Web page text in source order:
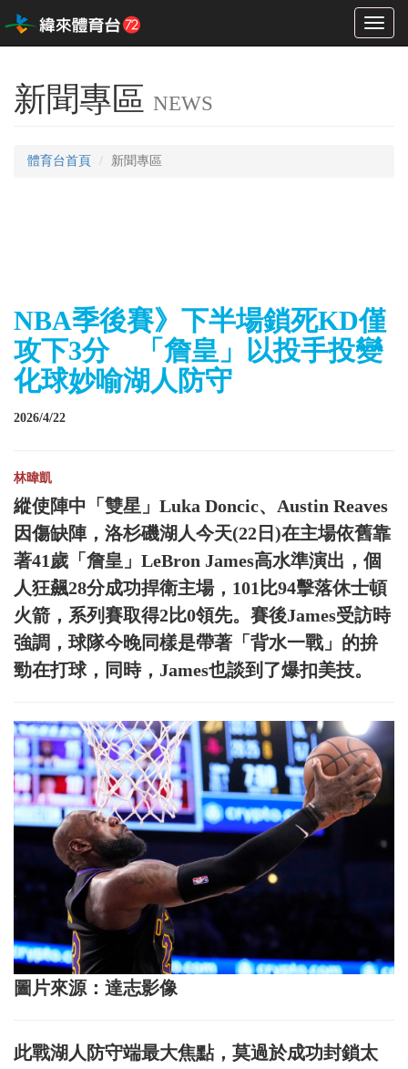
Toggle
新聞專區 NEWS
體育台首頁 新聞專區
NBA季後賽》下半場鎖死KD僅
攻下3分 「詹皇」以投手投變
化球妙喻湖人防守
2026/4/22
林暐凱
縱使陣中「雙星」Luka Doncic、Austin Reaves
因傷缺陣，洛杉磯湖人今天(22日)在主場依舊靠
著41歲「詹皇」LeBron James高水準演出，個
人狂飆28分成功捍衛主場，101比94擊落休士頓
火箭，系列賽取得2比0領先。賽後James受訪時
強調，球隊今晚同樣是帶著「背水一戰」的拚
勁在打球，同時，James也談到了爆扣美技。
圖片來源：達志影像
此戰湖人防守端最大焦點，莫過於成功封鎖太